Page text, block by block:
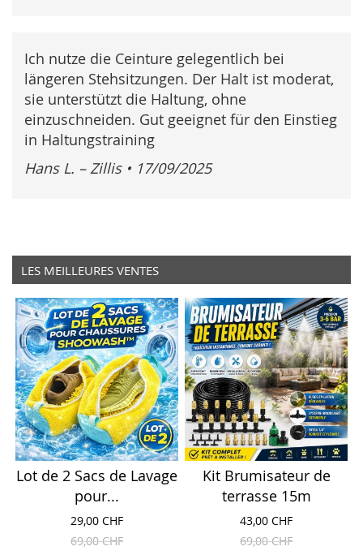
Ich nutze die Ceinture gelegentlich bei
längeren Stehsitzungen. Der Halt ist moderat,
sie unterstützt die Haltung, ohne
einzuschneiden. Gut geeignet für den Einstieg
in Haltungstraining
Hans L. – Zillis • 17/09/2025
LES MEILLEURES VENTES
Lot de 2 Sacs de Lavage
pour...
29,00 CHF
69,00 CHF
Kit Brumisateur de
terrasse 15m
43,00 CHF
69,00 CHF